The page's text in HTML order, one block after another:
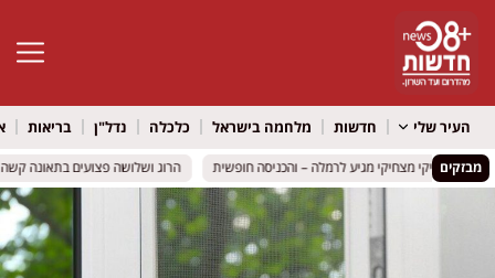
פתח
העיר שלי חדשות מלחמה בישראל כלכלה נדל"ן בריאות
מבזקיםרועיקי מצחיקי מגיע לרמלה – והכניסה חופשית
רועיקי מצחיקי מגיע לרמלה – והכניסה חופשית הרוג ושלושה פצועים בתאונה קשה בכביש 316 סמוך למיתר: שני כלי
הרוג ושלושה פצועים בתאונה קשה בכביש 316 סמוך למיתר: שני כלי